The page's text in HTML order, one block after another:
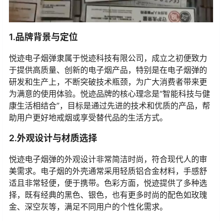
1.品牌背景与定位
悦迹电子烟弹隶属于悦迹科技有限公司，成立之初便致力
于提供高质量、创新的电子烟产品，特别是在电子烟弹的
研发和生产上，不断突破技术瓶颈，为广大消费者带来更
为满意的使用体验。悦迹品牌的核心理念是“智能科技与健
康生活相结合”，目标是通过先进的技术和优质的产品，帮
助用户更好地戒烟或享受替代品的生活方式。
2.外观设计与材质选择
悦迹电子烟弹的外观设计非常简洁时尚，符合现代人的审
美需求。电子烟的外壳通常采用轻质铝合金材料，手感舒
适且非常轻便，便于携带。色彩方面，悦迹提供了多种选
择，既有经典的黑色、银色，也有更多时尚的配色如玫瑰
金、深空灰等，满足不同用户的个性化需求。